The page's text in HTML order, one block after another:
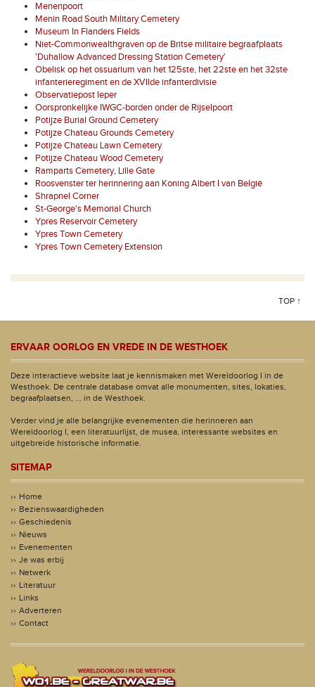
Menenpoort
Menin Road South Military Cemetery
Museum In Flanders Fields
Niet-Commonwealthgraven op de Britse militaire begraafplaats
'Duhallow Advanced Dressing Station Cemetery'
Obelisk op het ossuarium van het 125ste, het 22ste en het 32ste
infanterieregiment en de XVIIde infanterdivisie
Observatiepost Ieper
Oorspronkelijke IWGC-borden onder de Rijselpoort
Potijze Burial Ground Cemetery
Potijze Chateau Grounds Cemetery
Potijze Chateau Lawn Cemetery
Potijze Chateau Wood Cemetery
Ramparts Cemetery, Lille Gate
Roosvenster ter herinnering aan Koning Albert I van België
Shrapnel Corner
St-George's Memorial Church
Ypres Reservoir Cemetery
Ypres Town Cemetery
Ypres Town Cemetery Extension
TOP ↑
ERVAAR OORLOG EN VREDE IN DE WESTHOEK
Deze interactieve website laat je kennismaken met Wereldoorlog I in de
Westhoek. De centrale database omvat alle monumenten, sites, lokaties,
begraafplaatsen, ... in de Westhoek.
Verder vind je alle belangrijke evenementen die herinneren aan
Wereldoorlog I, een literatuurlijst, de musea, interessante websites en
uitgebreide historische informatie.
SITEMAP
Home
Bezienswaardigheden
Geschiedenis
Nieuws
Evenementen
Je was erbij
Netwerk
Literatuur
Links
Adverteren
Contact